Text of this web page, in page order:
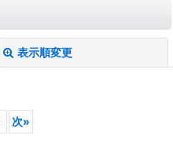
表示順変更
次»